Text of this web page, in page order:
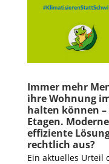
Immer mehr
ihre Wohnung
halten können –
Etagen.
effiziente
rechtlich aus?
Ein aktuelles Urteil